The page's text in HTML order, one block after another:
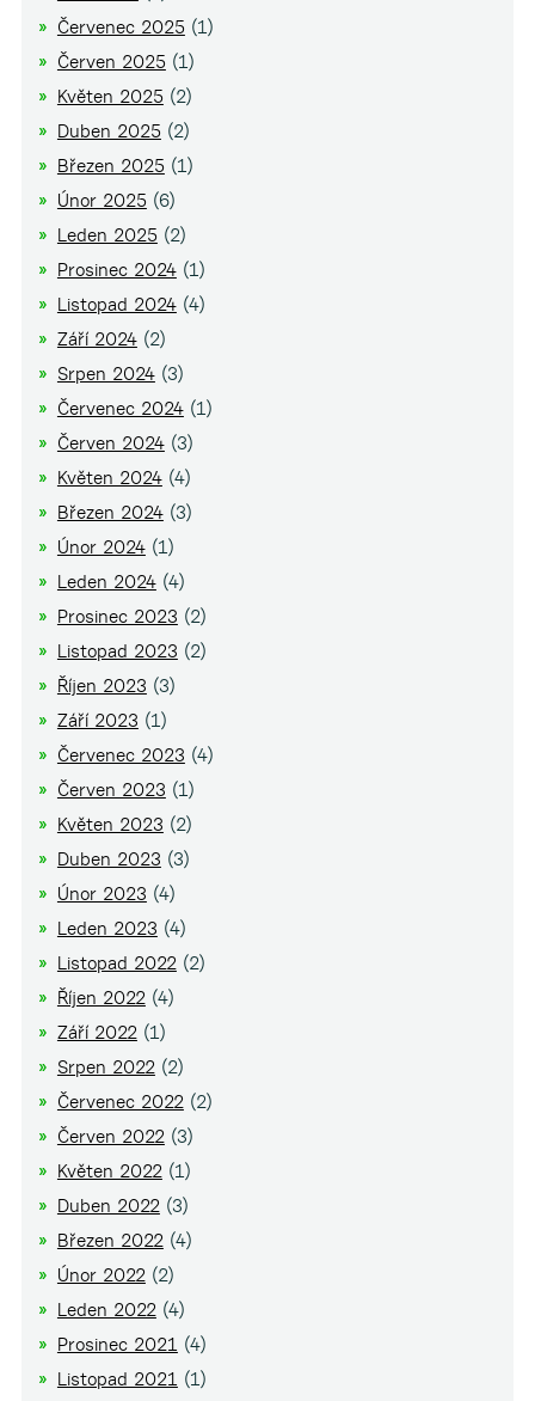
Červenec 2025(1)
Červen 2025(1)
Květen 2025(2)
Duben 2025(2)
Březen 2025(1)
Únor 2025(6)
Leden 2025(2)
Prosinec 2024(1)
Listopad 2024(4)
Září 2024(2)
Srpen 2024(3)
Červenec 2024(1)
Červen 2024(3)
Květen 2024(4)
Březen 2024(3)
Únor 2024(1)
Leden 2024(4)
Prosinec 2023 (2)
Listopad 2023 (2)
Říjen 2023 (3)
Září 2023 (1)
Červenec 2023 (4)
Červen 2023 (1)
Květen 2023 (2)
Duben 2023 (3)
Únor 2023 (4)
Leden 2023 (4)
Listopad 2022(2)
Říjen 2022(4)
Září 2022(1)
Srpen 2022(2)
Červenec 2022(2)
Červen 2022(3)
Květen 2022(1)
Duben 2022(3)
Březen 2022(4)
Únor 2022(2)
Leden 2022(4)
Prosinec 2021 (4)
Listopad 2021 (1)